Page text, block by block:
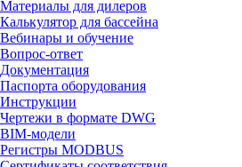
Материалы для дилеров
Калькулятор для бассейна
Вебинары и обучение
Вопрос-ответ
Документация
Паспорта оборудования
Инструкции
Чертежи в формате DWG
BIM-модели
Регистры MODBUS